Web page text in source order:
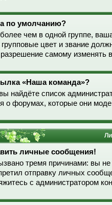
по умолчанию?
чем в одной группе,
групповые цвет и звание
самому
«Наша команда»?
найдёте список
о форумах, которые они
личные сообщения!
тремя причинами: вы
отправку личных
с администратором